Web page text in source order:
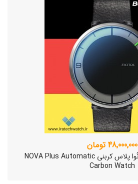
48,000,000 تومان
ساعت مچی اتوماتیک نُوا پلاس کربنی NOVA Plus Automatic
Carbon Watch